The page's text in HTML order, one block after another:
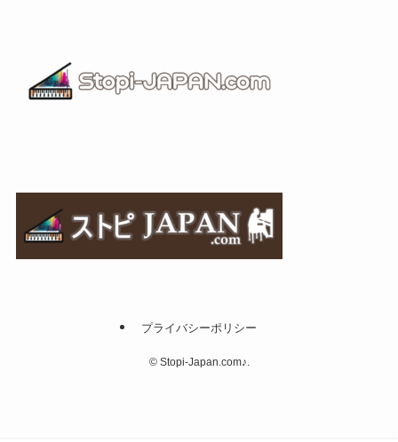
プライバシーポリシー
©Stopi-Japan.com♪.